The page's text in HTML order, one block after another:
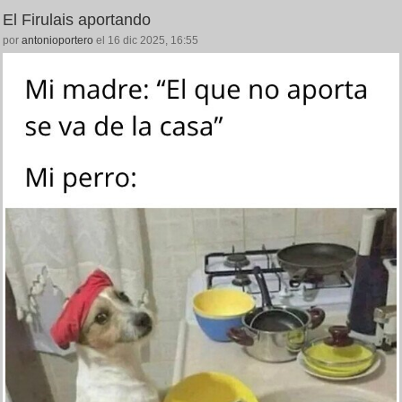
El Firulais aportando
por antonioportero el 16 dic 2025, 16:55